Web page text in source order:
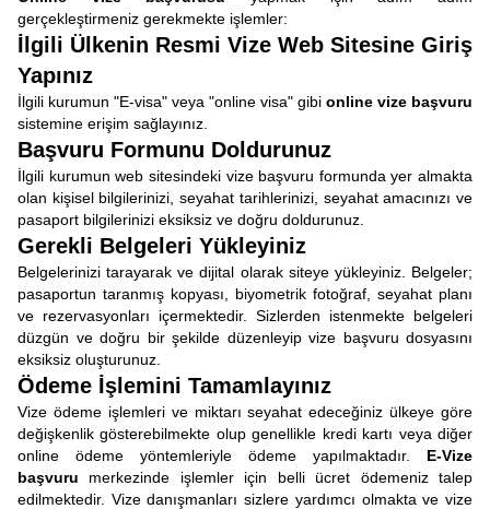
gerçekleştirmeniz gerekmekte işlemler:
İlgili Ülkenin Resmi Vize Web Sitesine Giriş
Yapınız
İlgili kurumun "E-visa" veya "online visa" gibi online vize başvuru
sistemine erişim sağlayınız.
Başvuru Formunu Doldurunuz
İlgili kurumun web sitesindeki vize başvuru formunda yer almakta
olan kişisel bilgilerinizi, seyahat tarihlerinizi, seyahat amacınızı ve
pasaport bilgilerinizi eksiksiz ve doğru doldurunuz.
Gerekli Belgeleri Yükleyiniz
Belgelerinizi tarayarak ve dijital olarak siteye yükleyiniz. Belgeler;
pasaportun taranmış kopyası, biyometrik fotoğraf, seyahat planı
ve rezervasyonları içermektedir. Sizlerden istenmekte belgeleri
düzgün ve doğru bir şekilde düzenleyip vize başvuru dosyasını
eksiksiz oluşturunuz.
Ödeme İşlemini Tamamlayınız
Vize ödeme işlemleri ve miktarı seyahat edeceğiniz ülkeye göre
değişkenlik gösterebilmekte olup genellikle kredi kartı veya diğer
online ödeme yöntemleriyle ödeme yapılmaktadır.
E-Vize
başvuru merkezinde işlemler için belli ücret ödemeniz talep
edilmektedir. Vize danışmanları sizlere yardımcı olmakta ve vize